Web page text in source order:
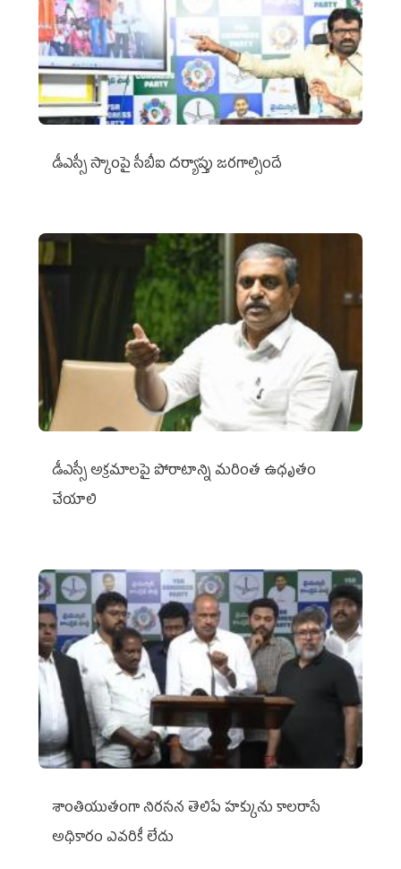
డీఎస్సీ స్కాంపై సీబీఐ దర్యాప్తు జరగాల్సిందే
డీఎస్సీ అక్రమాలపై పోరాటాన్ని మరింత ఉధృతం
చేయాలి
శాంతియుతంగా నిరసన తెలిపే హక్కును కాలరాసే
అధికారం ఎవరికీ లేదు